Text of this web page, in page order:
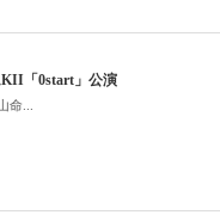
KII「0start」公演
命...